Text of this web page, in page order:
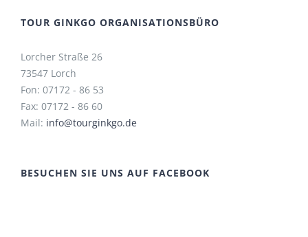
TOUR GINKGO ORGANISATIONSBÜRO
Lorcher Straße 26
73547 Lorch
Fon: 07172 - 86 53
Fax: 07172 - 86 60
Mail: info@tourginkgo.de
BESUCHEN SIE UNS AUF FACEBOOK